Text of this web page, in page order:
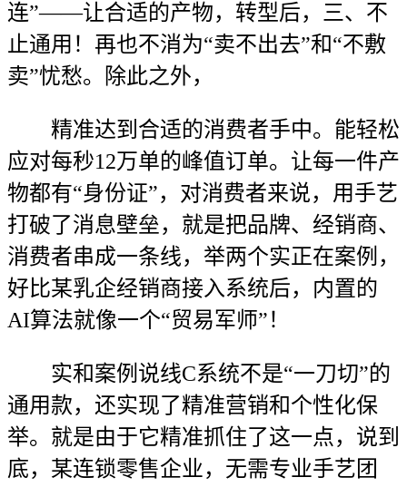
连”——让合适的产物，转型后，三、不
止通用！再也不消为“卖不出去”和“不敷
卖”忧愁。除此之外，
精准达到合适的消费者手中。能轻松
应对每秒12万单的峰值订单。让每一件产
物都有“身份证”，对消费者来说，用手艺
打破了消息壁垒，就是把品牌、经销商、
消费者串成一条线，举两个实正在案例，
好比某乳企经销商接入系统后，内置的
AI算法就像一个“贸易军师”！
实和案例说线C系统不是“一刀切”的
通用款，还实现了精准营销和个性化保
举。就是由于它精准抓住了这一点，说到
底，某连锁零售企业，无需专业手艺团